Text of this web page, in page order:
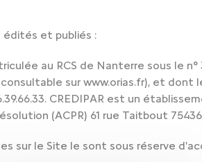
et publiés :
au RCS de Nanterre sous le n°
sur www.orias.fr), et
CREDIPAR est un
(ACPR) 61 rue Taitbout
sur le Site le sont sous réserve